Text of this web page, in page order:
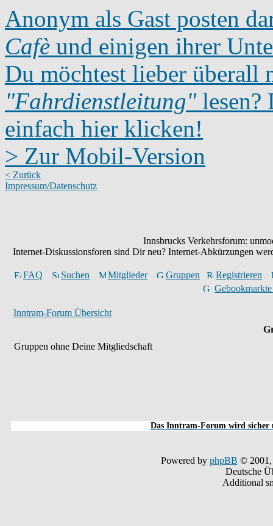
Anonym als Gast posten
Cafè und einigen ihrer
Du möchtest lieber überall
"Fahrdienstleitung"lesen?
einfach hier klicken!
> Zur Mobil-Version
< Zurück
Impressum/Datenschutz
Innsbrucks Verkehrsforum:
Internet-Diskussionsforen sind Dir neu? Internet-Abkürzungen
FAQ Suchen Mitglieder Gruppen
Registrieren
Inntram-Forum Übersicht
Gruppen ohne Deine Mitgliedschaft
Das Inntram-Forum wird sicher
Powered by phpBB © 2001,
Deutsche
Additional